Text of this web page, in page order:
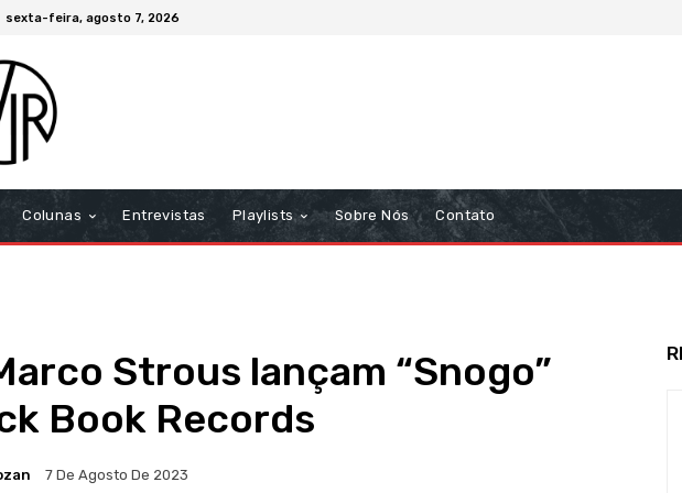
sexta-feira, agosto 7, 2026
Colunas Entrevistas Playlists Sobre Nós Contato
Strous lançam “Snogo”
Book Records
7 De Agosto De 2023